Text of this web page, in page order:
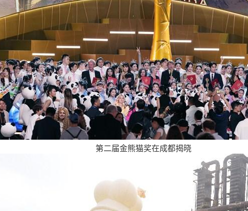
第二届金熊猫奖在成都揭晓